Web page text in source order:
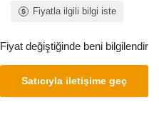
Fiyatla ilgili bilgi iste
Fiyat değiştiğinde beni bilgilendir
Satıcıyla iletişime geç